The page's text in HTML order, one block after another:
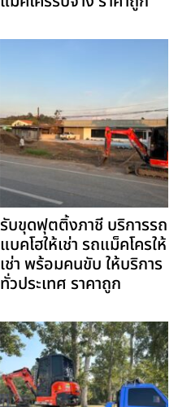
รับขุดฟุตติ้งภาชี บริการรถ
แบคโฮให้เช่า รถแม็คโครให้
เช่า พร้อมคนขับ ให้บริการ
ทั่วประเทศ ราคาถูก